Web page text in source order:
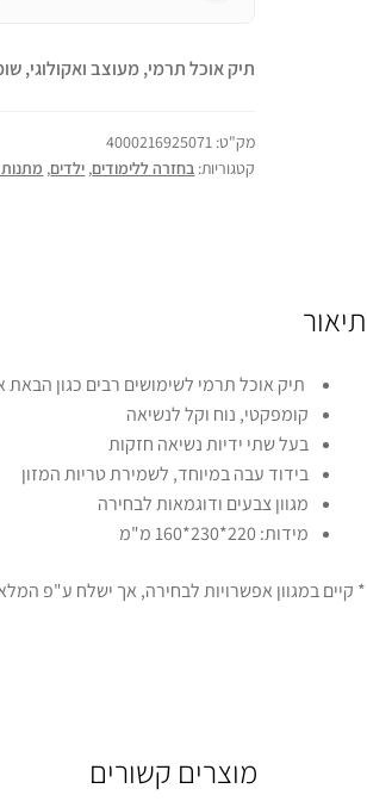
תיק אוכל תרמי, מעוצב ואקולוגי,
מק"ט: 4000216925071
קטגוריות: בחזרה ללימודים, ילדים, מתנות
תיאור
תיק אוכל תרמי לשימושים רבים כגון
קומפקטי, נוח וקל לנשיאה
בעל שתי ידיות נשיאה חזקות
בידוד עבה במיוחד, לשמירת טריות המזון
מגוון צבעים ודוגמאות לבחירה
מידות: 220*230*160 מ"מ
קיים במגוון אפשרויות לבחירה, אך ישלח ע"פ המלאי הקיים ובשיקול דעת *
מוצרים קשורים